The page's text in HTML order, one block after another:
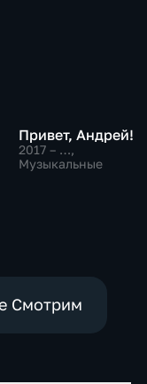
Привет, Андрей!
2017 – …,
Музыкальные
Смотрим